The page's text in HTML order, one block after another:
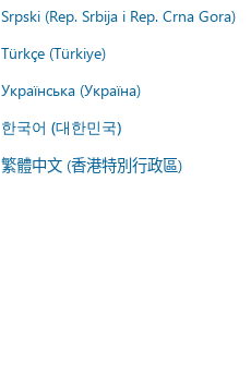
Srpski (Rep. Srbija i Rep. Crna Gora)
Türkçe (Türkiye)
Українська (Україна)
한국어 (대한민국)
繁體中文 (香港特別行政區)